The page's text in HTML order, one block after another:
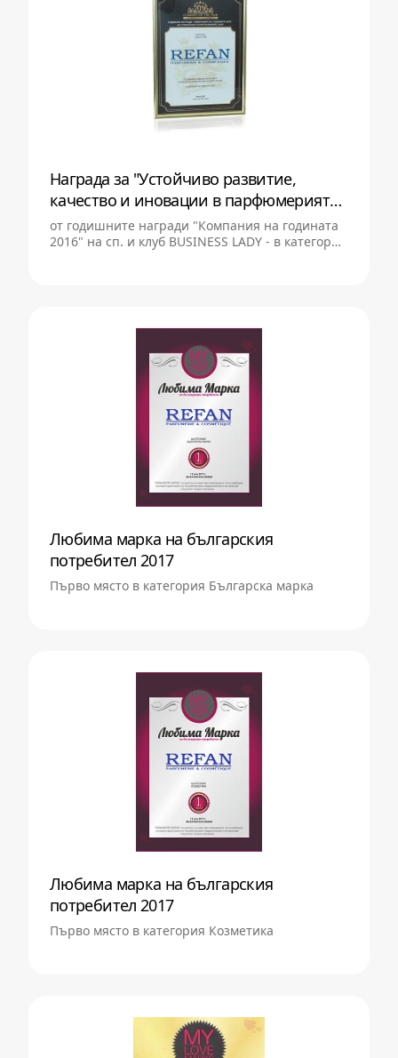
Награда за "Устойчиво развитие,
качество и иновации в парфюмерията
и козметиката"
от годишните награди "Компания на годината
2016" на сп. и клуб BUSINESS LADY - в категория
Любима марка на българския
потребител 2017
Първо място в категория Българска марка
Любима марка на българския
потребител 2017
Първо място в категория Козметика